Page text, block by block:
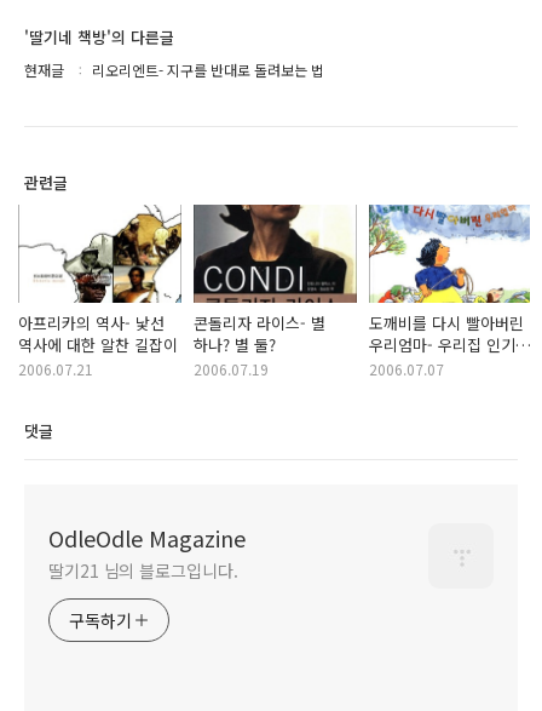
'딸기네 책방'의 다른글
현재글 리오리엔트- 지구를 반대로 돌려보는 법
관련글
아프리카의 역사- 낯선
역사에 대한 알찬 길잡이
2006.07.21
콘돌리자 라이스- 별
하나? 별 둘?
2006.07.19
도깨비를 다시 빨아버린
우리엄마- 우리집 인기
최고 그림책
2006.07.07
댓글
OdleOdle Magazine
딸기21 님의 블로그입니다.
구독하기